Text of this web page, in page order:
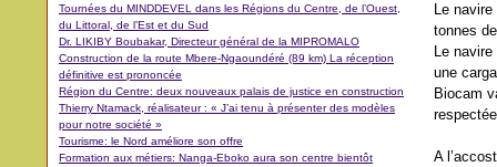
Tournées du MINDDEVEL dans les Régions du Centre, de l’Ouest,
du Littoral, de l’Est et du Sud
Dr. LIKIBY Boubakar, Directeur général de la MIPROMALO
Construction de la route Mbere-Ngaoundéré (89 km) La réception
définitive est prononcée
Région du Centre: deux nouveaux palais de justice en construction
Thierry Ntamack, réalisateur : « J’ai tenu à présenter des modèles
pour notre société »
Tourisme: le Nord améliore son offre
Formation aux métiers: Nanga-Eboko aura son centre bientôt
Le
tonnes
Le
une
Biocam
A